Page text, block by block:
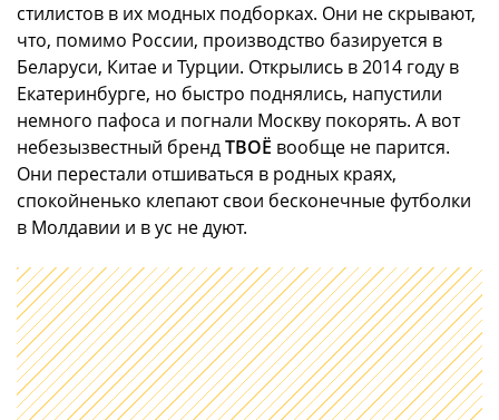
стилистов в их модных подборках. Они не скрывают,
что, помимо России, производство базируется в
Беларуси, Китае и Турции. Открылись в 2014 году в
Екатеринбурге, но быстро поднялись, напустили
немного пафоса и погнали Москву покорять. А вот
небезызвестный брендТВОЁ вообще не парится.
Они перестали отшиваться в родных краях,
спокойненько клепают свои бесконечные футболки
в Молдавии и в ус не дуют.